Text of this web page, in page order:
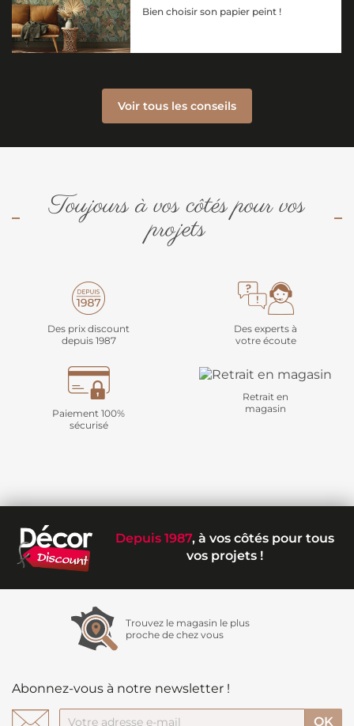
Bien choisir son papier peint !
Voir tous les conseils
Toujours à vos côtés pour vos
projets
Des prix discount
depuis 1987
Des experts à
votre écoute
Paiement 100%
sécurisé
Retrait en
magasin
Depuis 1987, à vos côtés pour tous
vos projets !
Trouvez le magasin le plus
proche de chez vous
Abonnez-vous à notre newsletter !